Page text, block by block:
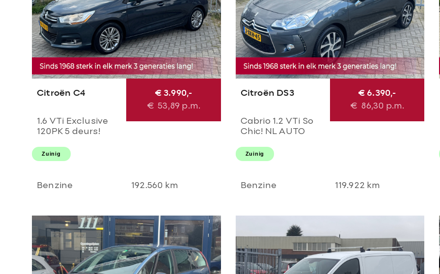
Citroën C4
1.6 VTi Exclusive
120PK 5 deurs!
Massage l
Stoelverwarming l
NAP l Dealer OH l
€ 3.990,-
€53,89 p.m.
Zuinig
Benzine 192.560 km
Citroën DS3
Cabrio 1.2 VTi So
Chic! NL AUTO
LED l PDC!
NIEUWE D-riem l
NIEUWSTAAT!
€ 6.390,-
€ 86,30 p.m.
Zuinig
Benzine 119.922 km